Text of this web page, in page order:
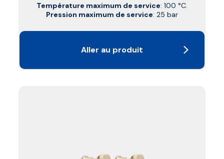
Température maximum de service: 100 °C.
Pression maximum de service: 25 bar
Aller au produit